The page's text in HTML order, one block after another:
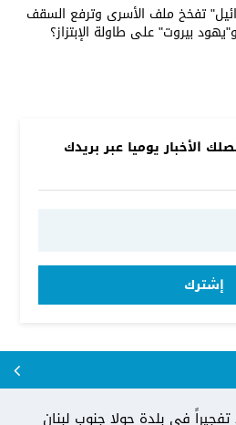
تفخخ ملف الأسرى وترفع السقف
بيروت" على طاولة الإبتزاز؟
الأخبار يوميا عبر بريدك
إشترك
في بلدة حولا جنوب لبنان